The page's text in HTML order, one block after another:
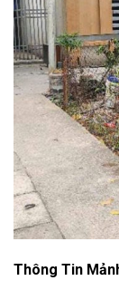
Thông Tin